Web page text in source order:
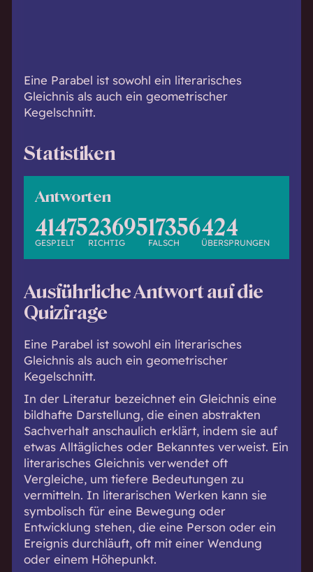
Eine Parabel ist sowohl ein literarisches
Gleichnis als auch ein geometrischer
Kegelschnitt.
Statistiken
Antworten
41475
GESPIELT
23695
RICHTIG
17356
FALSCH
424
ÜBERSPRUNGEN
Ausführliche Antwort auf die
Quizfrage
Eine Parabel ist sowohl ein literarisches
Gleichnis als auch ein geometrischer
Kegelschnitt.
In der Literatur bezeichnet ein Gleichnis eine
bildhafte Darstellung, die einen abstrakten
Sachverhalt anschaulich erklärt, indem sie auf
etwas Alltägliches oder Bekanntes verweist. Ein
literarisches Gleichnis verwendet oft
Vergleiche, um tiefere Bedeutungen zu
vermitteln. In literarischen Werken kann sie
symbolisch für eine Bewegung oder
Entwicklung stehen, die eine Person oder ein
Ereignis durchläuft, oft mit einer Wendung
oder einem Höhepunkt.